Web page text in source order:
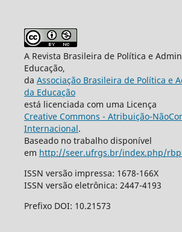
A Revista Brasileira de Política e
Educação,
da Associação Brasileira de Política e
da Educação
está licenciada com uma Licença
Creative Commons - Atribuição-
Internacional.
Baseado no trabalho disponível
em http://seer.ufrgs.br/index.php/
ISSN versão impressa: 1678-166X
ISSN versão eletrônica: 2447-4193
Prefixo DOI: 10.21573